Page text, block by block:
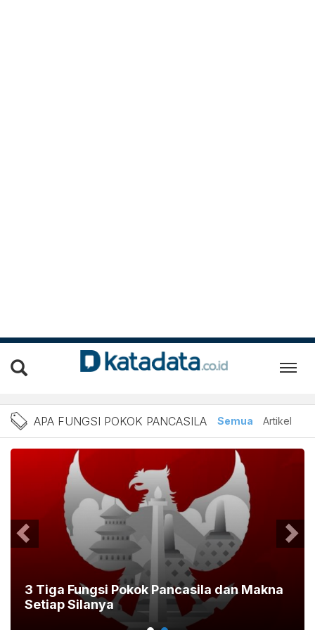
Berita Apa Fungsi Pokok
APA FUNGSI POKOK PANCASILA Semua Artikel
3 Tiga Fungsi Pokok Pancasila dan Makna
Setiap Silanya